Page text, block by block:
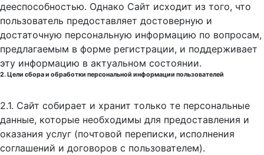
дееспособностью. Однако Сайт исходит из того, что
пользователь предоставляет достоверную и
достаточную персональную информацию по вопросам,
предлагаемым в форме регистрации, и поддерживает
эту информацию в актуальном состоянии.
2. Цели сбора и обработки персональной информации пользователей
2.1. Сайт собирает и хранит только те персональные
данные, которые необходимы для предоставления и
оказания услуг (почтовой переписки, исполнения
соглашений и договоров с пользователем).